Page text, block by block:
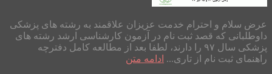
عرض سلام و احترام خدمت عزیزان علاقمند به رشته های پزشکی
داوطلبانی که قصد ثبت نام در آزمون کارشناسی ارشد رشته های
پزشکی سال ۹۷ را دارند، لطفا بعد از مطالعه کامل دفترچه
راهنمای ثبت نام از تاری... ادامه متن